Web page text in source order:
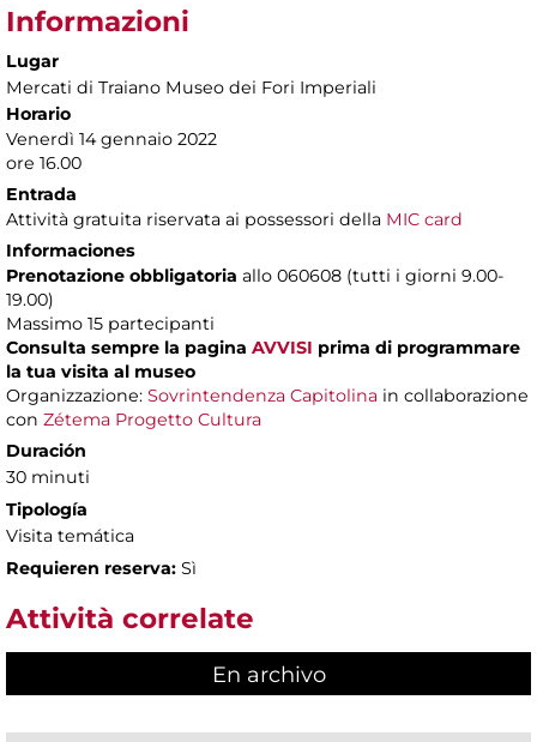
Informazioni
Lugar
Mercati di Traiano Museo dei Fori Imperiali
Horario
Venerdì 14 gennaio 2022
ore 16.00
Entrada
Attività gratuita riservata ai possessori della MIC card
Informaciones
Prenotazione obbligatoria allo 060608 (tutti i giorni 9.00-
19.00)
Massimo 15 partecipanti
Consulta sempre la pagina AVVISI prima di programmare
la tua visita al museo
Organizzazione: Sovrintendenza Capitolina in collaborazione
con Zétema Progetto Cultura
Duración
30 minuti
Tipología
Visita temática
Requieren reserva: Sì
Attività correlate
En archivo